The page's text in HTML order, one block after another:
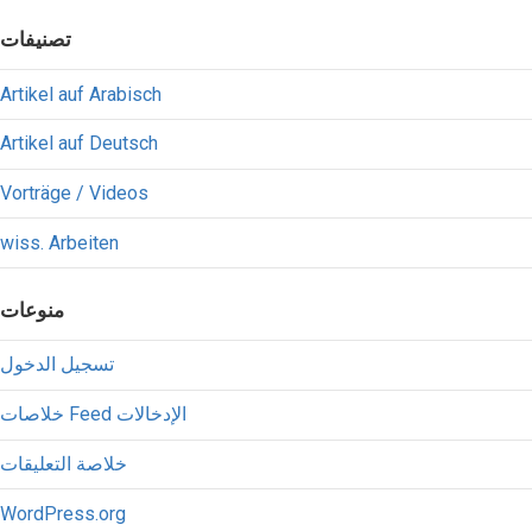
تصنيفات
Artikel auf Arabisch
Artikel auf Deutsch
Vorträge / Videos
wiss. Arbeiten
منوعات
تسجيل الدخول
خلاصات Feed الإدخالات
خلاصة التعليقات
WordPress.org